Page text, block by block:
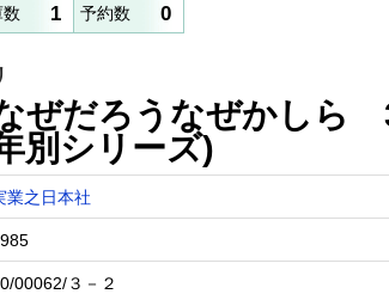
1 予約数 0
ぜだろうなぜかし
別シリーズ)
業之日本社
00062/３－２